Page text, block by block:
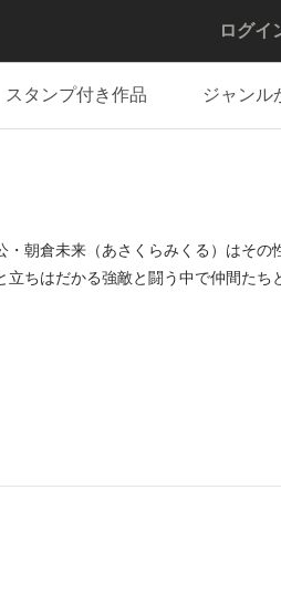
ログイ
スタンプ付き作品 ジャンル
朝倉未来（あさくらみくる）はその
ちはだかる強敵と闘う中で仲間たち